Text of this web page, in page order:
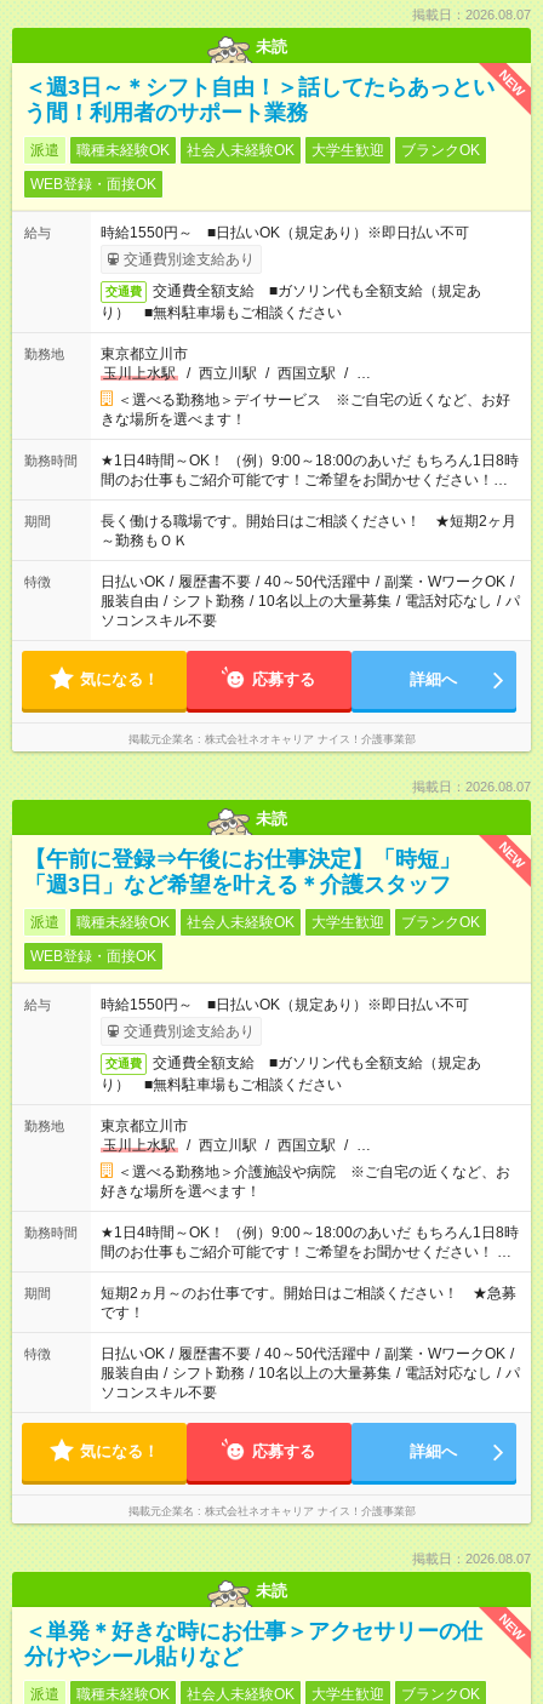
掲載日：2026.08.07
未読
NEW
＜週3日～＊シフト自由！＞話してたらあっとい
う間！利用者のサポート業務
派遣 職種未経験OK 社会人未経験OK 大学生歓迎
ブランクOK
WEB登録・面接OK
給与
時給1550円～ ■日払いOK（規定あり）※即日払い不可
交通費別途支給あり
交通費
交通費全額支給 ■ガソリン代も全額支給（規定あ
り） ■無料駐車場もご相談ください
勤務地
東京都立川市
玉川上水駅
/ 西立川駅 / 西国立駅 / …
＜選べる勤務地＞デイサービス ※ご自宅の近くなど、お好
きな場所を選べます！
勤務時間
★1日4時間～OK！ （例）9:00～18:00のあいだ もちろん1日8時
間のお仕事もご紹介可能です！ご希望をお聞かせください！★家
庭の都合でお休みが必要な場合も遠慮なくご相談ください。 ※
週最低15時間以上の勤務が必要です
期間
長く働ける職場です。開始日はご相談ください！ ★短期2ヶ月
～勤務もＯＫ
特徴 日払いOK / 履歴書不要 / 40～50代活躍中 / 副業・WワークOK /
服装自由 / シフト勤務 / 10名以上の大量募集 / 電話対応なし / パ
ソコンスキル不要
気になる！ 応募する 詳細へ
掲載元企業名 株式会社ネオキャリア ナイス！介護事業部
掲載日：2026.08.07
未読
NEW
【午前に登録⇒午後にお仕事決定】「時短」
「週3日」など希望を叶える＊介護スタッフ
派遣 職種未経験OK 社会人未経験OK 大学生歓迎
ブランクOK
WEB登録・面接OK
給与
時給1550円～ ■日払いOK（規定あり）※即日払い不可
交通費別途支給あり
交通費
交通費全額支給 ■ガソリン代も全額支給（規定あ
り） ■無料駐車場もご相談ください
勤務地
東京都立川市
玉川上水駅
/ 西立川駅 / 西国立駅 / …
＜選べる勤務地＞介護施設や病院 ※ご自宅の近くなど、お
好きな場所を選べます！
勤務時間
★1日4時間～OK！ （例）9:00～18:00のあいだ もちろん1日8時
間のお仕事もご紹介可能です！ご希望をお聞かせください！ ※
週最低15時間以上の勤務が必要です
期間
短期2ヵ月～のお仕事です。開始日はご相談ください！ ★急募
です！
特徴 日払いOK / 履歴書不要 / 40～50代活躍中 / 副業・WワークOK /
服装自由 / シフト勤務 / 10名以上の大量募集 / 電話対応なし / パ
ソコンスキル不要
気になる！ 応募する 詳細へ
掲載元企業名 株式会社ネオキャリア ナイス！介護事業部
掲載日：2026.08.07
未読
NEW
＜単発＊好きな時にお仕事＞アクセサリーの仕
分けやシール貼りなど
派遣 職種未経験OK 社会人未経験OK 大学生歓迎
ブランクOK